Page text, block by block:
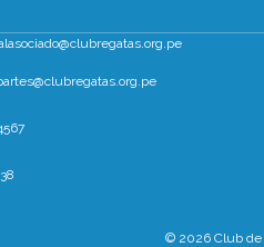
© 2026 Club de